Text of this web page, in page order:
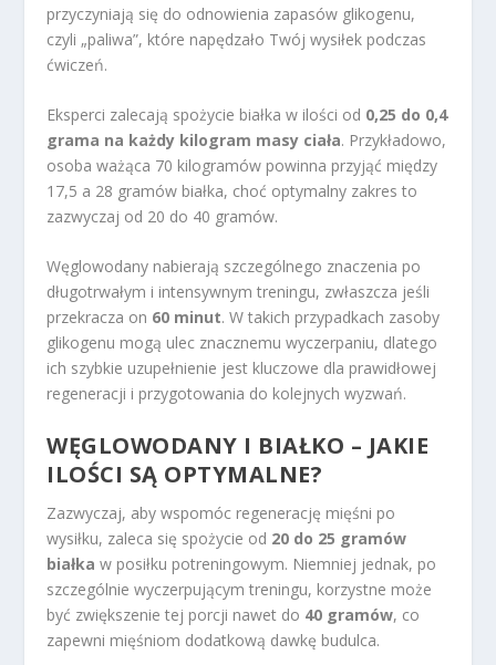
przyczyniają się do odnowienia zapasów glikogenu,
czyli „paliwa”, które napędzało Twój wysiłek podczas
ćwiczeń.
Eksperci zalecają spożycie białka w ilości od 0,25 do 0,4
grama na każdy kilogram masy ciała. Przykładowo,
osoba ważąca 70 kilogramów powinna przyjąć między
17,5 a 28 gramów białka, choć optymalny zakres to
zazwyczaj od 20 do 40 gramów.
Węglowodany nabierają szczególnego znaczenia po
długotrwałym i intensywnym treningu, zwłaszcza jeśli
przekracza on 60 minut. W takich przypadkach zasoby
glikogenu mogą ulec znacznemu wyczerpaniu, dlatego
ich szybkie uzupełnienie jest kluczowe dla prawidłowej
regeneracji i przygotowania do kolejnych wyzwań.
WĘGLOWODANY I BIAŁKO – JAKIE
ILOŚCI SĄ OPTYMALNE?
Zazwyczaj, aby wspomóc regenerację mięśni po
wysiłku, zaleca się spożycie od 20 do 25 gramów
białka w posiłku potreningowym. Niemniej jednak, po
szczególnie wyczerpującym treningu, korzystne może
być zwiększenie tej porcji nawet do 40 gramów, co
zapewni mięśniom dodatkową dawkę budulca.